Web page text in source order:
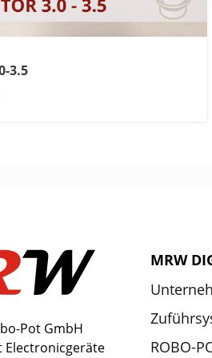
3.5
Pot GmbH
Electronicgeräte
MRW
ROBO-